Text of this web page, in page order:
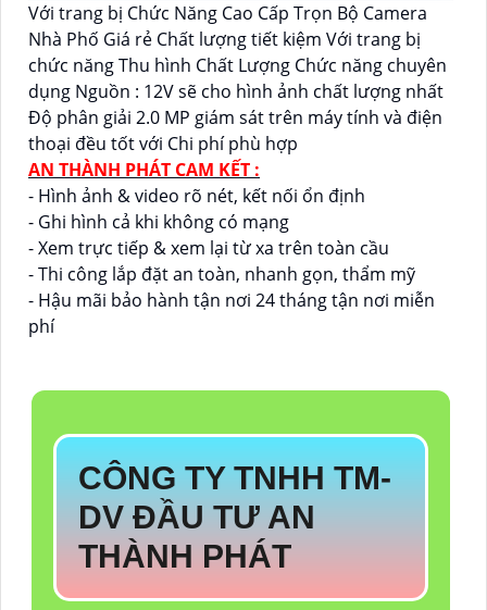
Với trang bị Chức Năng Cao Cấp Trọn Bộ Camera
Nhà Phố Giá rẻ Chất lượng tiết kiệm Với trang bị
chức năng Thu hình Chất Lượng Chức năng chuyên
dụng Nguồn : 12V sẽ cho hình ảnh chất lượng nhất
Độ phân giải 2.0 MP giám sát trên máy tính và điện
thoại đều tốt với Chi phí phù hợp
AN THÀNH PHÁT CAM KẾT :
- Hình ảnh & video rõ nét, kết nối ổn định
- Ghi hình cả khi không có mạng
- Xem trực tiếp & xem lại từ xa trên toàn cầu
- Thi công lắp đặt an toàn, nhanh gọn, thẩm mỹ
- Hậu mãi bảo hành tận nơi 24 tháng tận nơi miễn
phí
CÔNG TY TNHH TM-
DV ĐẦU TƯ AN
THÀNH PHÁT